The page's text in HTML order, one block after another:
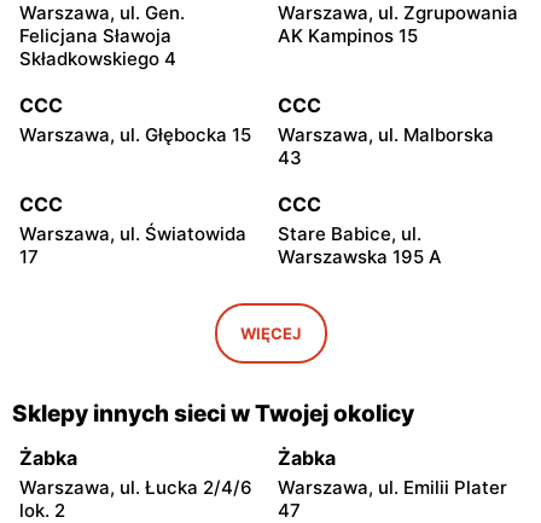
Warszawa, ul. Gen.
Felicjana Sławoja
Składkowskiego 4
Warszawa, ul. Zgrupowania
AK Kampinos 15
CCC
Warszawa, ul. Głębocka 15
CCC
Warszawa, ul. Malborska
43
CCC
Warszawa, ul. Światowida
17
CCC
Stare Babice, ul.
Warszawska 195 A
Warszawa, ul. Kazimierza
CCC
Łomianki, ul. Brukowa 25
CCC
Janki, ul. Mszczonowska 3
CCC
Pruszków, ul. Henryka
Sienkiewicza 19
CCC CCC
WIĘCEJ
Sklepy innych sieci w Twojej okolicy
Żabka
Warszawa, ul. Łucka 2/4/6
lok. 2
Żabka
Warszawa, ul. Emilii Plater
47